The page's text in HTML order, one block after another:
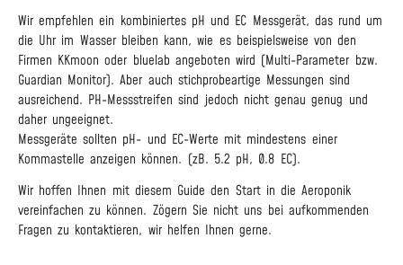
Wir empfehlen ein kombiniertes pH und EC Messgerät, das rund um
die Uhr im Wasser bleiben kann, wie es beispielsweise von den
Firmen KKmoon oder bluelab angeboten wird (Multi-Parameter bzw.
Guardian Monitor). Aber auch stichprobeartige Messungen sind
ausreichend. PH-Messstreifen sind jedoch nicht genau genug und
daher ungeeignet.
Messgeräte sollten pH- und EC-Werte mit mindestens einer
Kommastelle anzeigen können. (zB. 5.2 pH, 0.8 EC).
Wir hoffen Ihnen mit diesem Guide den Start in die Aeroponik
vereinfachen zu können. Zögern Sie nicht uns bei aufkommenden
Fragen zu kontaktieren, wir helfen Ihnen gerne.